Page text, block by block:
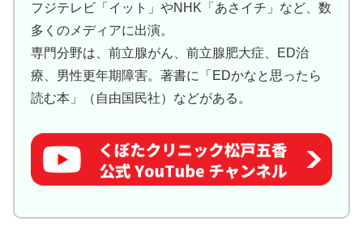
フジテレビ「イット」やNHK「あさイチ」など、数
多くのメディアに出演。
専門分野は、前立腺がん、前立腺肥大症、ED治
療、男性更年期障害。著書に「EDかなと思ったら
読む本」（自由国民社）などがある。